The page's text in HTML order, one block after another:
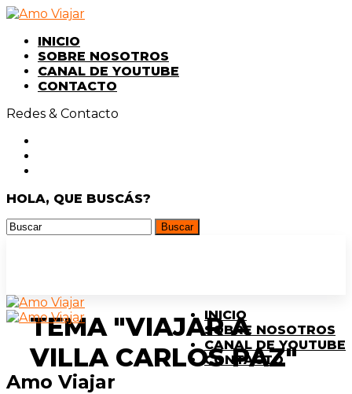
INICIO
SOBRE NOSOTROS
CANAL DE YOUTUBE
CONTACTO
Redes & Contacto
HOLA, QUE BUSCÁS?
Amo Viajar
INICIO
SOBRE NOSOTROS
CANAL DE YOUTUBE
CONTACTO
TEMA "VIAJAR A
VILLA CARLOS PAZ"